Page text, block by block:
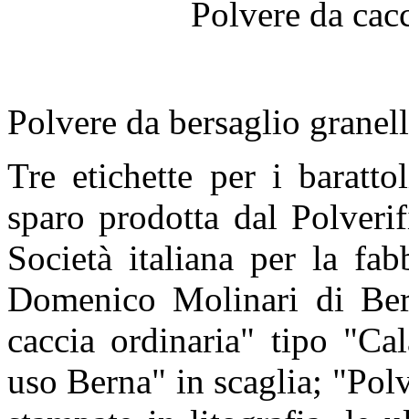
Polvere da
Polvere da bersaglio
Tre etichette per i
sparo prodotta dal
Società italiana per la
Domenico Molinari di
caccia ordinaria" tipo
uso Berna" in scaglia;